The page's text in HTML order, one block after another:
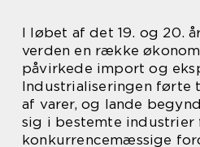
I løbet af det 19. og 20.
verden en række
påvirkede import og
Industrialiseringen
af varer, og lande
sig i bestemte industrier
konkurrencemæssige